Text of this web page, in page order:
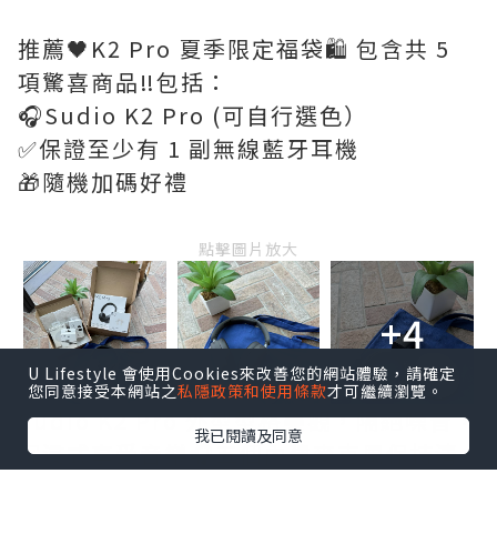
推薦🖤K2 Pro 夏季限定福袋🛍️ 包含共 5
項驚喜商品‼️包括：
🎧Sudio K2 Pro (可自行選色）
✅保證至少有 1 副無線藍牙耳機
🎁隨機加碼好禮
點擊圖片放大
+4
Sudio K2 Pro 外型型格美觀，隔絕噪音，
沉浸式享受音樂🎧五個內建麥克風保持清
U Lifestyle 會使用Cookies來改善您的網站體驗，請確定
您同意接受本網站之私隱政策和使用條款才可繼續瀏覽。
我已閱讀及同意